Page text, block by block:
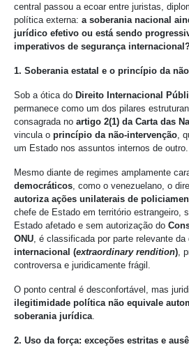
central passou a ecoar entre juristas,
política externa: a soberania nacional
jurídico efetivo ou está sendo
imperativos de segurança
1. Soberania estatal e o princípio da
Sob a ótica do Direito Internacional
permanece como um dos pilares
consagrada no artigo 2(1) da Carta das
vincula o princípio da não-intervenção,
um Estado nos assuntos internos de outro.
Mesmo diante de regimes amplamente
democráticos, como o venezuelano, o
autoriza ações unilaterais de
chefe de Estado em território estrangeiro,
Estado afetado e sem autorização do
ONU, é classificada por parte relevante da
internacional (extraordinary rendition),
controversa e juridicamente frágil.
O ponto central é desconfortável, mas
ilegitimidade política não equivale
soberania jurídica.
2. Uso da força: exceções estritas e